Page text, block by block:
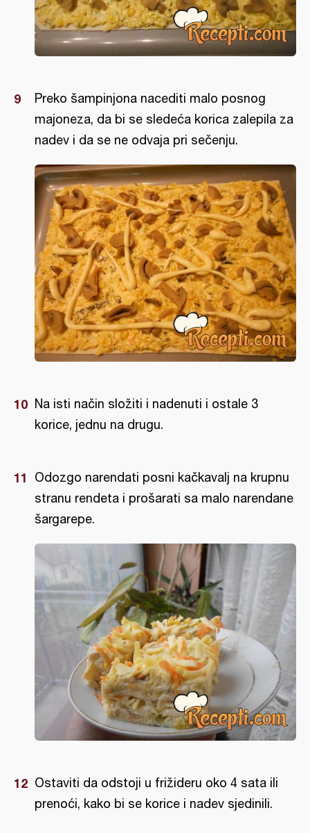
Preko šampinjona nacediti malo posnog
majoneza, da bi se sledeća korica zalepila za
nadev i da se ne odvaja pri sečenju.
Na isti način složiti i nadenuti i ostale 3
korice, jednu na drugu.
Odozgo narendati posni kačkavalj na krupnu
stranu rendeta i prošarati sa malo narendane
šargarepe.
Ostaviti da odstoji u frižideru oko 4 sata ili
prenoći, kako bi se korice i nadev sjedinili.